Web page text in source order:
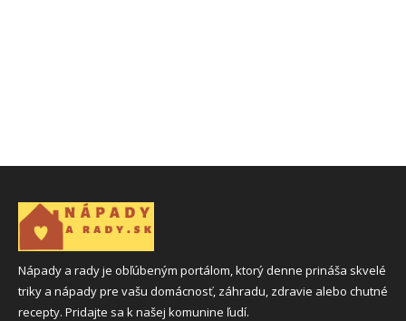
Nápady a rady je obľúbeným portálom, ktorý denne prináša skvelé
triky a nápady pre vašu domácnosť, záhradu, zdravie alebo chutné
recepty. Pridajte sa k našej komunine ľudí.